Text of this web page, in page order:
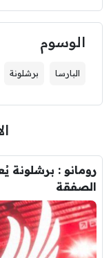
الوسوم
البارسا برشلونة
رومانو : برشلونة
الصفقة